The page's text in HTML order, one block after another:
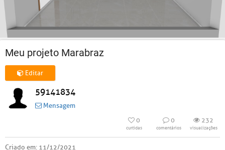
Meu projeto Marabraz
Editar
59141834
Mensagem
0
curtidas
0
comentários
232
visualizações
Criado em: 11/12/2021